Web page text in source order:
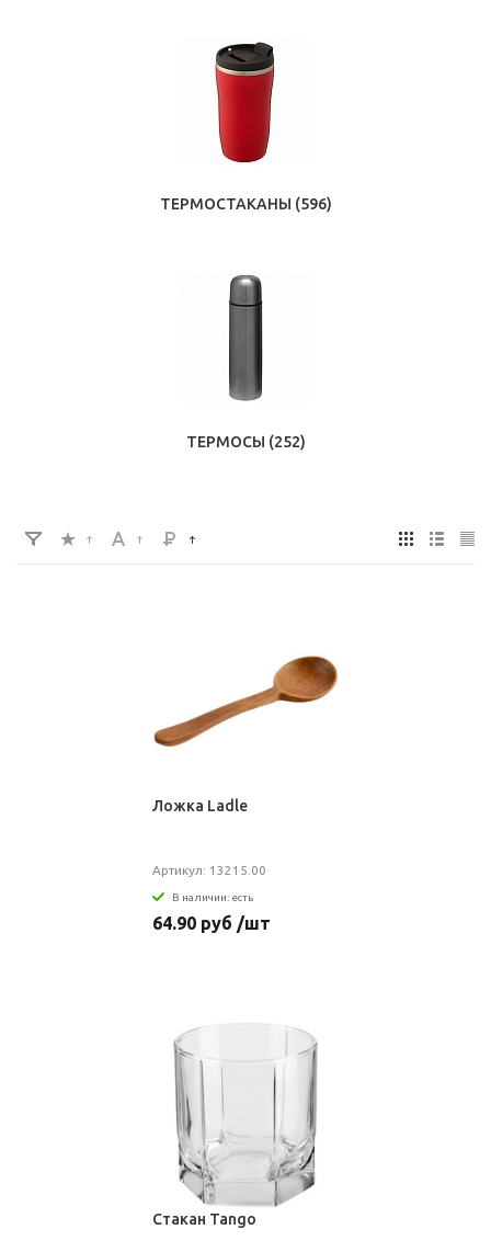
ТЕРМОСТАКАНЫ (596)
ТЕРМОСЫ (252)
Ложка Ladle
Артикул: 13215.00
В наличии: есть
64.90 руб /шт
Стакан Tango